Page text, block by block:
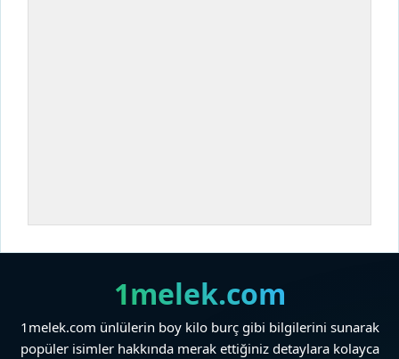
1melek.com
1melek.com ünlülerin boy kilo burç gibi bilgilerini sunarak
popüler isimler hakkında merak ettiğiniz detaylara kolayca